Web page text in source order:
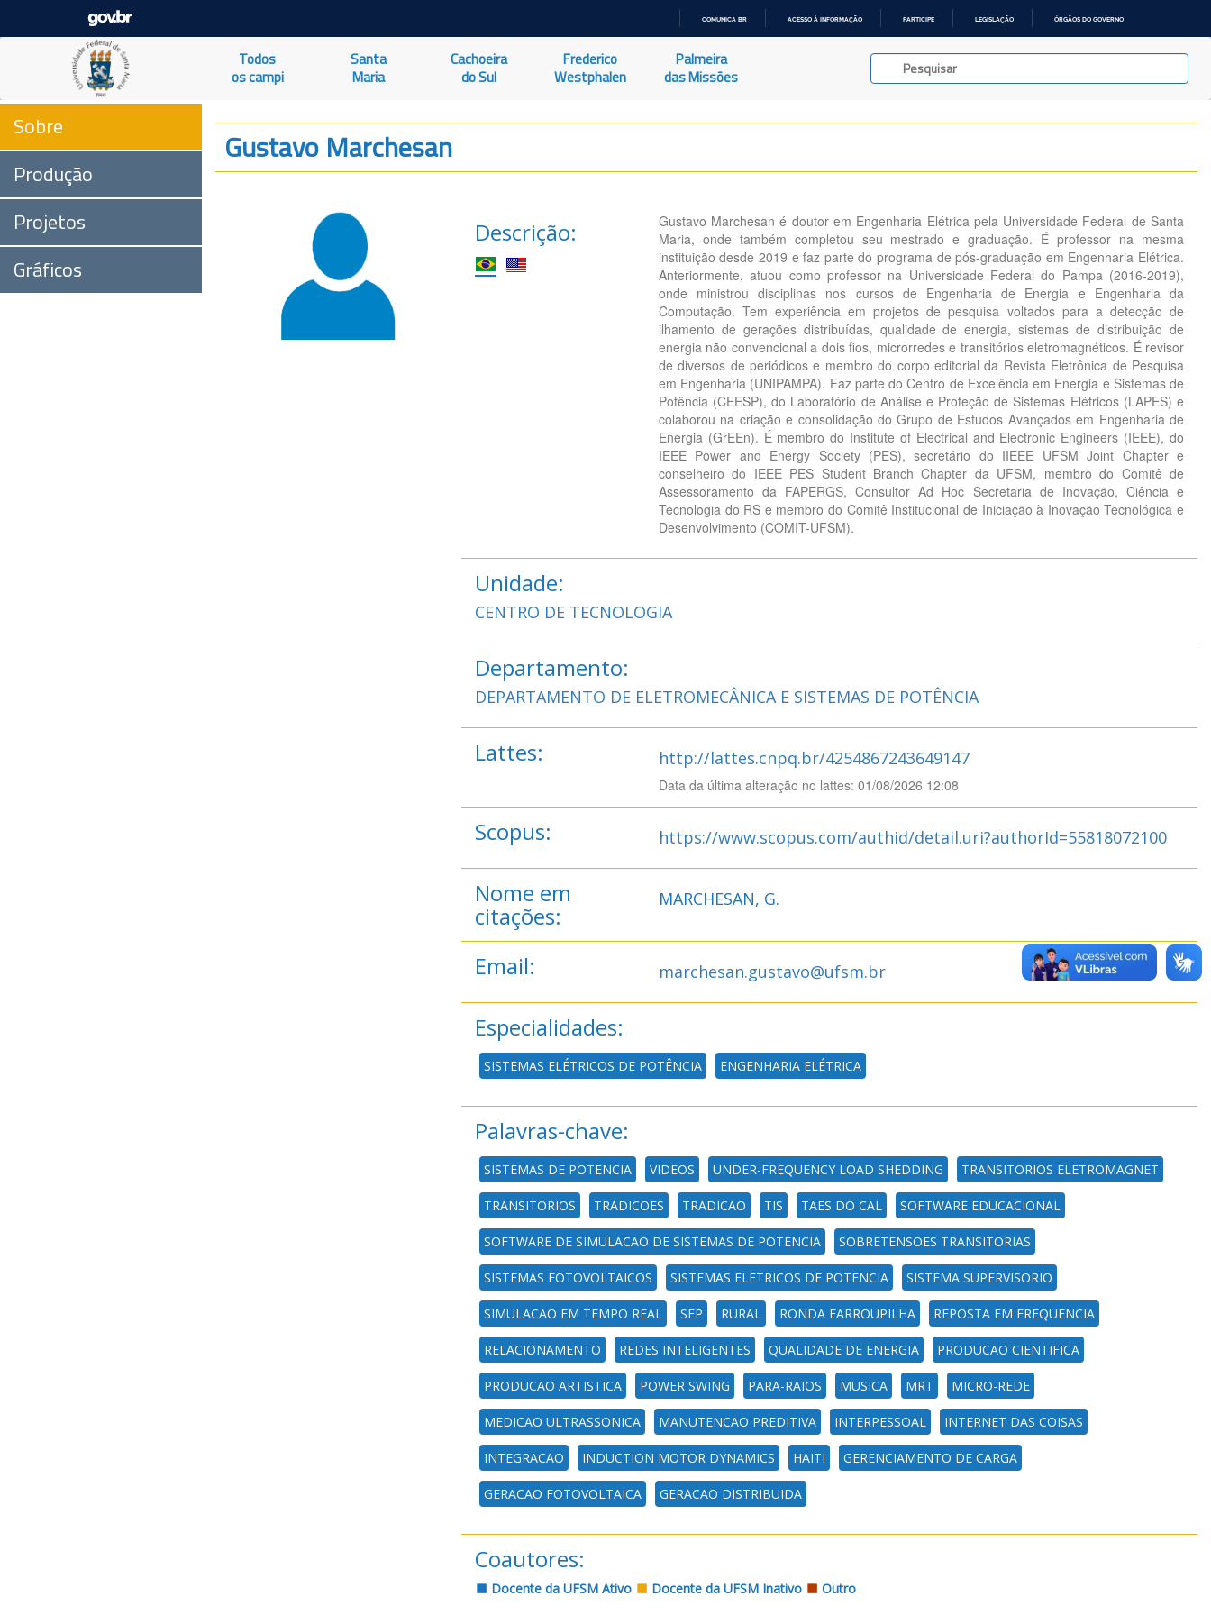
O
COMUNICA BR ACESSO À INFORMAÇÃO PARTICIPE LEGISLAÇÃO ÓRGÃOS DO GOVERNO
Todos
os campi
Santa
Maria
Cachoeira
do Sul
Frederico
Westphalen
Palmeira
das Missões
Sobre
Produção
Projetos
Gráficos
Gustavo Marchesan
Descrição:
Gustavo Marchesan é doutor em Engenharia Elétrica pela Universidade Federal de Santa
Maria, onde também completou seu mestrado e graduação. É professor na mesma
instituição desde 2019 e faz parte do programa de pós-graduação em Engenharia Elétrica.
Anteriormente, atuou como professor na Universidade Federal do Pampa (2016-2019),
onde ministrou disciplinas nos cursos de Engenharia de Energia e Engenharia da
Computação. Tem experiência em projetos de pesquisa voltados para a detecção de
ilhamento de gerações distribuídas, qualidade de energia, sistemas de distribuição de
energia não convencional a dois fios, microrredes e transitórios eletromagnéticos. É revisor
de diversos de periódicos e membro do corpo editorial da Revista Eletrônica de Pesquisa
em Engenharia (UNIPAMPA). Faz parte do Centro de Excelência em Energia e Sistemas de
Potência (CEESP), do Laboratório de Análise e Proteção de Sistemas Elétricos (LAPES) e
colaborou na criação e consolidação do Grupo de Estudos Avançados em Engenharia de
Energia (GrEEn). É membro do Institute of Electrical and Electronic Engineers (IEEE), do
IEEE Power and Energy Society (PES), secretário do IIEEE UFSM Joint Chapter e
conselheiro do IEEE PES Student Branch Chapter da UFSM, membro do Comitê de
Assessoramento da FAPERGS, Consultor Ad Hoc Secretaria de Inovação, Ciência e
Tecnologia do RS e membro do Comitê Institucional de Iniciação à Inovação Tecnológica e
Desenvolvimento (COMIT-UFSM).
Unidade:
CENTRO DE TECNOLOGIA
Departamento:
DEPARTAMENTO DE ELETROMECÂNICA E SISTEMAS DE POTÊNCIA
Lattes: http://lattes.cnpq.br/4254867243649147
Data da última alteração no lattes: 01/08/2026 12:08
Scopus: https://www.scopus.com/authid/detail.uri?authorId=55818072100
Nome em
citações:
MARCHESAN, G.
Email: marchesan.gustavo@ufsm.br
Especialidades:
SISTEMAS ELÉTRICOS DE POTÊNCIA ENGENHARIA ELÉTRICA
Palavras-chave:
SISTEMAS DE POTENCIA VIDEOS UNDER-FREQUENCY LOAD SHEDDING TRANSITORIOS ELETROMAGNET
TRANSITORIOS TRADICOES TRADICAO TIS TAES DO CAL SOFTWARE EDUCACIONAL
SOFTWARE DE SIMULACAO DE SISTEMAS DE POTENCIA SOBRETENSOES TRANSITORIAS
SISTEMAS FOTOVOLTAICOS SISTEMAS ELETRICOS DE POTENCIA SISTEMA SUPERVISORIO
SIMULACAO EM TEMPO REAL SEP RURAL RONDA FARROUPILHA REPOSTA EM FREQUENCIA
RELACIONAMENTO REDES INTELIGENTES QUALIDADE DE ENERGIA PRODUCAO CIENTIFICA
PRODUCAO ARTISTICA POWER SWING PARA-RAIOS MUSICA MRT MICRO-REDE
MEDICAO ULTRASSONICA MANUTENCAO PREDITIVA INTERPESSOAL INTERNET DAS COISAS
INTEGRACAO INDUCTION MOTOR DYNAMICS HAITI GERENCIAMENTO DE CARGA
GERACAO FOTOVOLTAICA GERACAO DISTRIBUIDA
Coautores:
Docente da UFSM Ativo Docente da UFSM Inativo Outro